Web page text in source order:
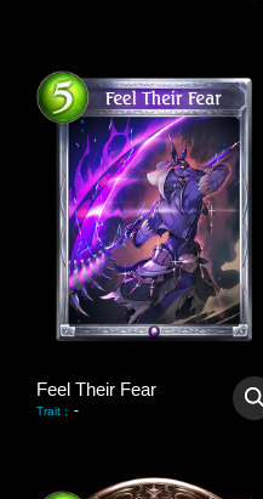
Feel Their Fear
Trait : -